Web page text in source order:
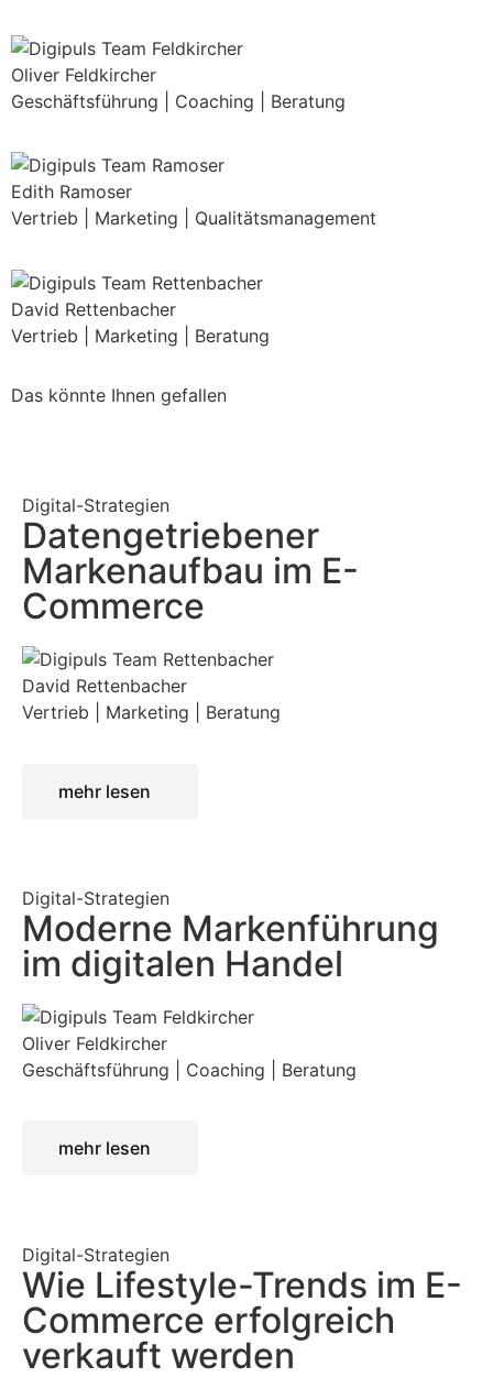
Oliver Feldkircher
Geschäftsführung | Coaching | Beratung
Edith Ramoser
Vertrieb | Marketing | Qualitätsmanagement
David Rettenbacher
Vertrieb | Marketing | Beratung
Das könnte Ihnen gefallen
Digital-Strategien
Datengetriebener
Markenaufbau im E-
Commerce
David Rettenbacher
Vertrieb | Marketing | Beratung
mehr lesen
Digital-Strategien
Moderne Markenführung
im digitalen Handel
Oliver Feldkircher
Geschäftsführung | Coaching | Beratung
mehr lesen
Digital-Strategien
Wie Lifestyle-Trends im E-
Commerce erfolgreich
verkauft werden